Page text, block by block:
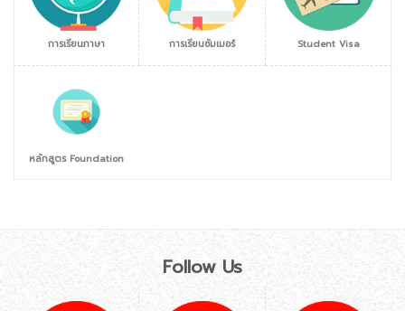
การเรียนภาษา การเรียนซัมเมอร์ Student Visa
หลักสูตร Foundation
Follow Us